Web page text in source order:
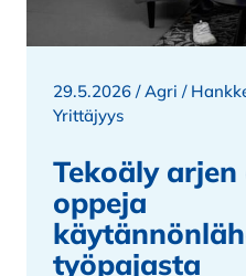
29.5.2026 /Agri /
Yrittäjyys
Tekoäly arjen
oppeja
työpajasta